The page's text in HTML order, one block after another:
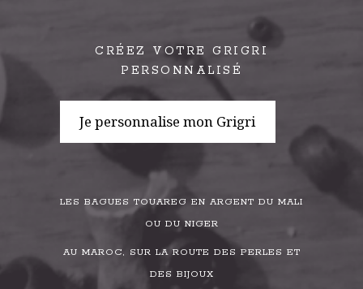
CRÉEZ VOTRE GRIGRI
PERSONNALISÉ
Je personnalise mon Grigri
LES BAGUES TOUAREG EN ARGENT DU MALI
OU DU NIGER
AU MAROC, SUR LA ROUTE DES PERLES ET
DES BIJOUX